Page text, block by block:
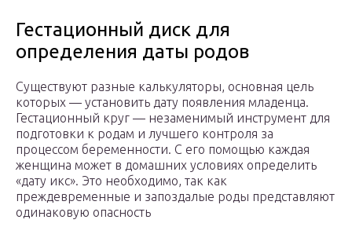
Гестационный диск для
определения даты родов
Существуют разные калькуляторы, основная цель
которых — установить дату появления младенца.
Гестационный круг — незаменимый инструмент для
подготовки к родам и лучшего контроля за
процессом беременности. С его помощью каждая
женщина может в домашних условиях определить
«дату икс». Это необходимо, так как
преждевременные и запоздалые роды представляют
одинаковую опасность